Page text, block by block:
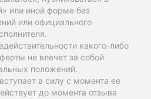
или иной форме без
или официального
какого-либо
не влечет за собой
положений.
в силу с момента ее
до момента отзыва